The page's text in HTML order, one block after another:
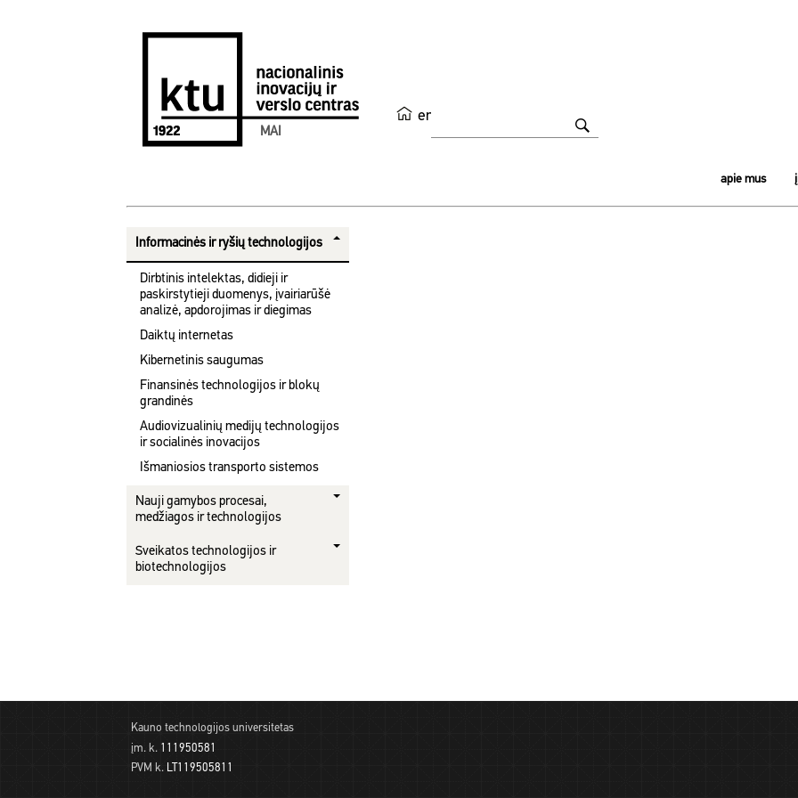
en
MAI
apie mus
Informacinės ir ryšių technologijos
Dirbtinis intelektas, didieji ir
paskirstytieji duomenys, įvairiarūšė
analizė, apdorojimas ir diegimas
Daiktų internetas
Kibernetinis saugumas
Finansinės technologijos ir blokų
grandinės
Audiovizualinių medijų technologijos
ir socialinės inovacijos
Išmaniosios transporto sistemos
Nauji gamybos procesai,
medžiagos ir technologijos
Sveikatos technologijos ir
biotechnologijos
Kauno technologijos universitetas
įm. k. 111950581
PVM k. LT119505811